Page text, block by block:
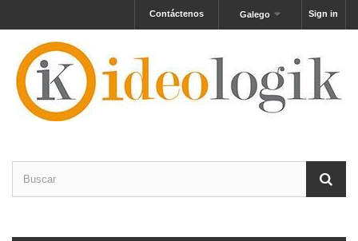
Sign in
Galego
Contáctenos